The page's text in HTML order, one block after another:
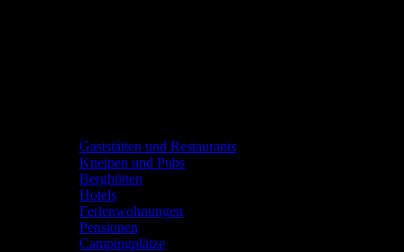
Gaststätten und Restaurants
Kneipen und Pubs
Berghütten
Hotels
Ferienwohnungen
Pensionen
Campingplätze